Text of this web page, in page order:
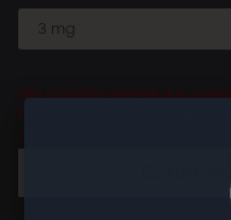
Site grossiste réservé aux
Pour connaitre nos tarifs et
connectez-vous.